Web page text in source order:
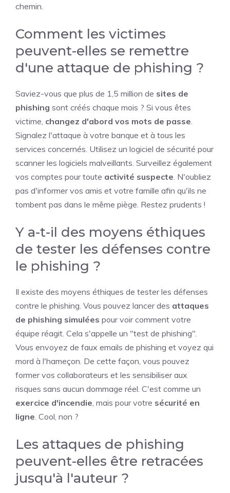
chemin.
Comment les victimes
peuvent-elles se remettre
d'une attaque de phishing ?
Saviez-vous que plus de 1,5 million de sites de
phishing sont créés chaque mois ? Si vous êtes
victime, changez d'abord vos mots de passe
Signalez l'attaque à votre banque et à tous les
services concernés. Utilisez un logiciel de sécurité pour
scanner les logiciels malveillants. Surveillez également
vos comptes pour toute activité suspecte . N'oubliez
pas d'informer vos amis et votre famille afin qu'ils ne
tombent pas dans le même piège. Restez prudents !
Y a-t-il des moyens éthiques
de tester les défenses contre
le phishing ?
Il existe des moyens éthiques de tester les défenses
contre le phishing. Vous pouvez lancer des attaques
de phishing simulées pour voir comment votre
équipe réagit. Cela s'appelle un "test de phishing".
Vous envoyez de faux emails de phishing et voyez qui
mord à l'hameçon. De cette façon, vous pouvez
former vos collaborateurs et les sensibiliser aux
risques sans aucun dommage réel. C'est comme un
exercice d'incendie , mais pour votre sécurité en
ligne . Cool, non ?
Les attaques de phishing
peuvent-elles être retracées
jusqu'à l'auteur ?